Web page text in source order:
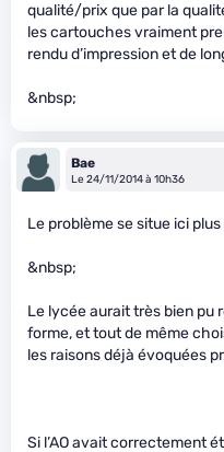
qualité/prix que par la
les cartouches vraiment
rendu d’impression et de
&nbsp;
Bae
Le 24/11/2014 à 10h36
Le problème se situe ici
&nbsp;
Le lycée aurait très bien pu
forme, et tout de même
les raisons déjà évoquées
Si l’AO avait correctement